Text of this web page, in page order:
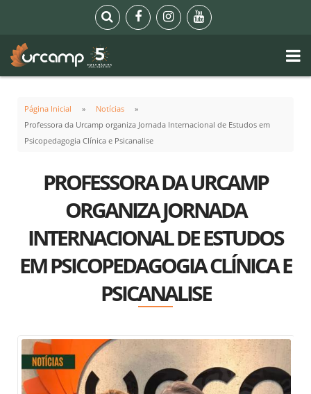
Página Inicial
Notícias
Professora da Urcamp organiza Jornada Internacional de Estudos em
Psicopedagogia Clínica e Psicanalise
PROFESSORA DA URCAMP
ORGANIZA JORNADA
INTERNACIONAL DE ESTUDOS
EM PSICOPEDAGOGIA CLÍNICA E
PSICANALISE